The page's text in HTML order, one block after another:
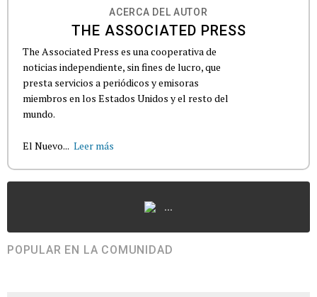
ACERCA DEL AUTOR
THE ASSOCIATED PRESS
The Associated Press es una cooperativa de
noticias independiente, sin fines de lucro, que
presta servicios a periódicos y emisoras
miembros en los Estados Unidos y el resto del
mundo.
El Nuevo... Leer más
...
POPULAR EN LA COMUNIDAD